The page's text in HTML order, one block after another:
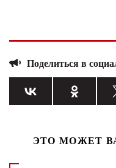
Поделиться в
ЭТО МОЖЕТ